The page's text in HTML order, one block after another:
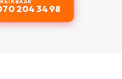
204 34 98